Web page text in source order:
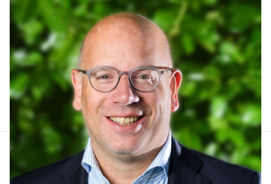
06 551 184 60
arthur@lucvastgoed.nl
Contact opnemen